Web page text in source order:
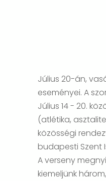
Július 20-án,
eseményei. A
Július 14 - 20.
(atlétika,
közösségi
budapesti Szent
A verseny
kiemeljünk